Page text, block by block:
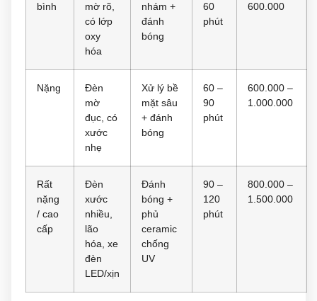
bình
mờ rõ,
có lớp
oxy
hóa
nhám +
đánh
bóng
60
phút
600.000
Nặng
Đèn
mờ
đục, có
xước
nhẹ
Xử lý bề
mặt sâu
+ đánh
bóng
60 –
90
phút
600.000 –
1.000.000
Rất
nặng
/ cao
cấp
Đèn
xước
nhiều,
lão
hóa, xe
đèn
LED/xịn
Đánh
bóng +
phủ
ceramic
chống
UV
90 –
120
phút
800.000 –
1.500.000